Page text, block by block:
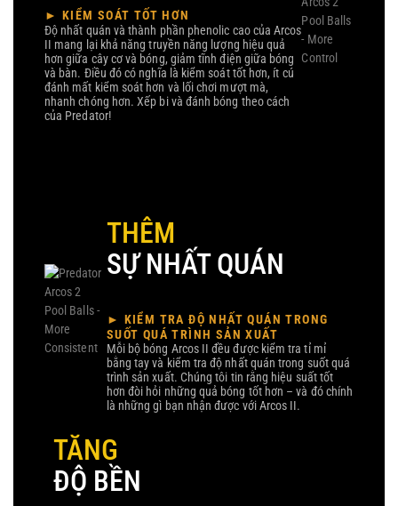
► KIỂM SOÁT TỐT HƠN
Độ nhất quán và thành phần phenolic cao của Arcos
II mang lại khả năng truyền năng lượng hiệu quả
hơn giữa cây cơ và bóng, giảm tĩnh điện giữa bóng
và bàn. Điều đó có nghĩa là kiểm soát tốt hơn, ít cú
đánh mất kiểm soát hơn và lối chơi mượt mà,
nhanh chóng hơn. Xếp bi và đánh bóng theo cách
của Predator!
THÊM
SỰ NHẤT QUÁN
► KIỂM TRA ĐỘ NHẤT QUÁN TRONG
SUỐT QUÁ TRÌNH SẢN XUẤT
Mỗi bộ bóng Arcos II đều được kiểm tra tỉ mỉ
bằng tay và kiểm tra độ nhất quán trong suốt quá
trình sản xuất. Chúng tôi tin rằng hiệu suất tốt
hơn đòi hỏi những quả bóng tốt hơn – và đó chính
là những gì bạn nhận được với Arcos II.
TĂNG
ĐỘ BỀN